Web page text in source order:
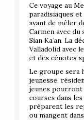
Ce voyage au
paradisiaques et
avant de mêler
Carmen avec
Sian Ka’an. La
Valladolid avec
et des cénotes
Le groupe sera
jeunesse,
jeunes pourront
courses dans
préparent les
ou mangent